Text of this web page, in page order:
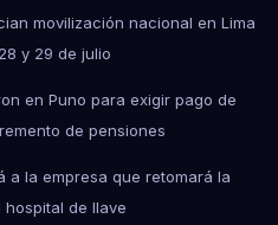
movilización nacional en Lima
y 29 de julio
en Puno para exigir pago de
de pensiones
a la empresa que retomará la
de Ilave